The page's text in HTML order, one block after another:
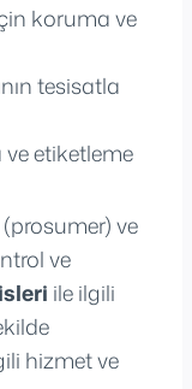
koruma ve
tesisatla
etiketleme
ve
ve
ile ilgili
hizmet ve